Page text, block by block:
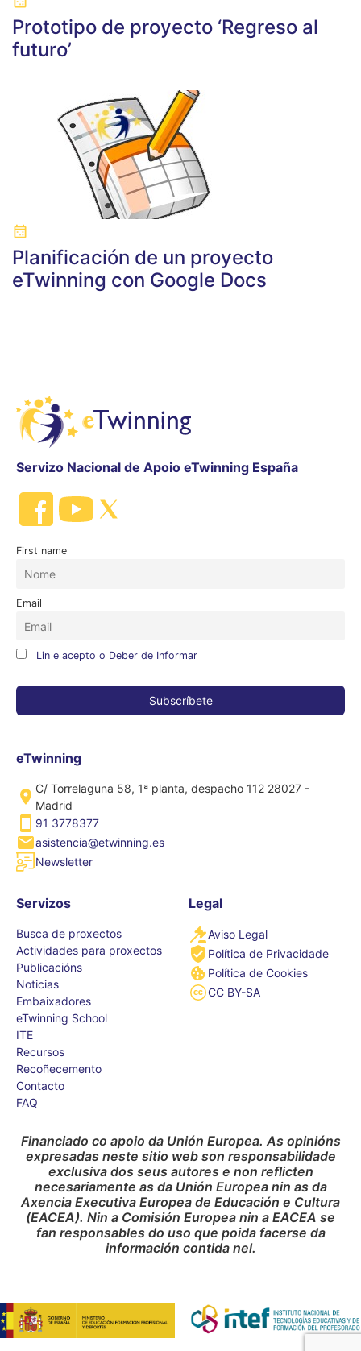
Prototipo de proyecto ‘Regreso al
futuro’
Planificación de un proyecto
eTwinning con Google Docs
Servizo Nacional de Apoio eTwinning España
First name
Email
Lin e acepto o Deber de Informar
eTwinning
C/ Torrelaguna 58, 1ª planta, despacho 112 28027 -
Madrid
91 3778377
asistencia@etwinning.es
Newsletter
Servizos
Busca de proxectos
Actividades para proxectos
Publicacións
Noticias
Embaixadores
eTwinning School
ITE
Recursos
Recoñecemento
Contacto
FAQ
Legal
Aviso Legal
Política de Privacidade
Política de Cookies
CC BY-SA
Financiado co apoio da Unión Europea. As opinións
expresadas neste sitio web son responsabilidade
exclusiva dos seus autores e non reflicten
necesariamente as da Unión Europea nin as da
Axencia Executiva Europea de Educación e Cultura
(EACEA). Nin a Comisión Europea nin a EACEA se
fan responsables do uso que poida facerse da
información contida nel.